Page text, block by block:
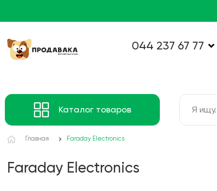
044 237 67 77
Каталог товаров
Главная Faraday Electronics
Faraday Electronics